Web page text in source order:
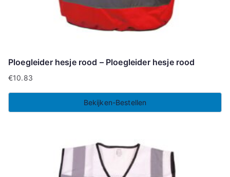
Ploegleider hesje rood – Ploegleider hesje rood
€10.83
Bekijken-Bestellen